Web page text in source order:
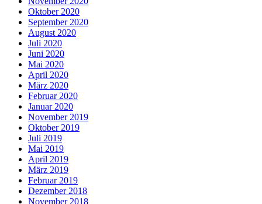
Oktober 2020
September 2020
August 2020
Juli 2020
Juni 2020
Mai 2020
April 2020
März 2020
Februar 2020
Januar 2020
November 2019
Oktober 2019
Juli 2019
Mai 2019
April 2019
März 2019
Februar 2019
Dezember 2018
November 2018